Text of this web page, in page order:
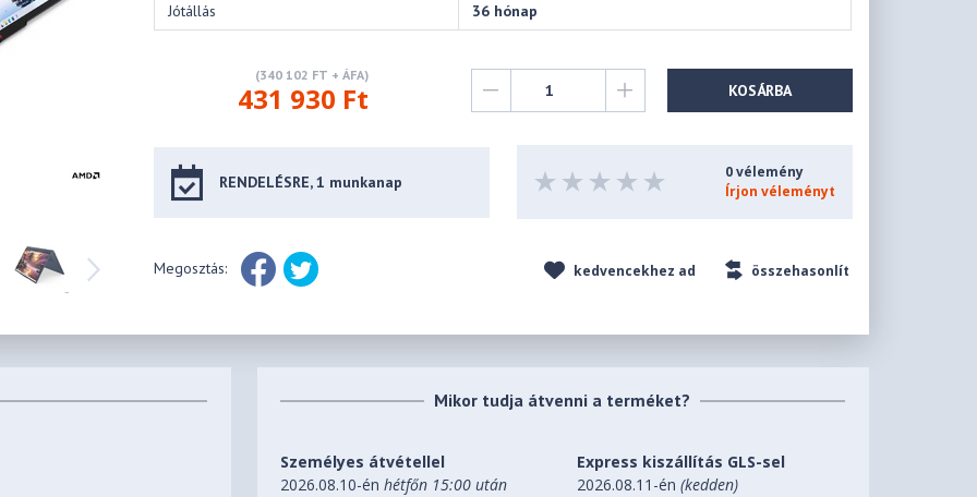
Jótállás
36 hónap
(340 102 FT + ÁFA)
431 930 Ft KOSÁRBA
RENDELÉSRE, 1 munkanap
0 vélemény
Írjon véleményt
Megosztás: kedvencekhez ad összehasonlít
Mikor tudja átvenni a terméket?
Személyes átvétellel
2026.08.10-énhétfőn 15:00 után
Express kiszállítás GLS-sel
2026.08.11-én (kedden)